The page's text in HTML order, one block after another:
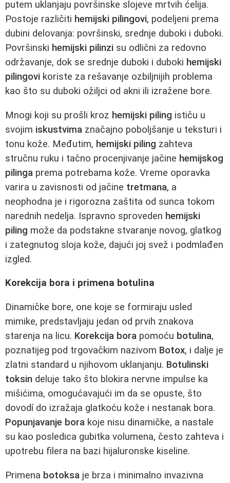
putem uklanjaju površinske slojeve mrtvih ćelija.
Postoje različiti hemijski pilingovi, podeljeni prema
dubini delovanja: površinski, srednje duboki i duboki.
Površinski hemijski pilinzi su odlični za redovno
održavanje, dok se srednje duboki i duboki hemijski
pilingovi koriste za rešavanje ozbiljnijih problema
kao što su duboki ožiljci od akni ili izražene bore.
Mnogi koji su prošli kroz hemijski piling ističu u
svojim iskustvima značajno poboljšanje u teksturi i
tonu kože. Međutim, hemijski piling zahteva
stručnu ruku i tačno procenjivanje jačine hemijskog
pilinga prema potrebama kože. Vreme oporavka
varira u zavisnosti od jačine tretmana, a
neophodna je i rigorozna zaštita od sunca tokom
narednih nedelja. Ispravno sproveden hemijski
piling može da podstakne stvaranje novog, glatkog
i zategnutog sloja kože, dajući joj svež i podmlađen
izgled.
Korekcija bora i primena botulina
Dinamičke bore, one koje se formiraju usled
mimike, predstavljaju jedan od prvih znakova
starenja na licu. Korekcija bora pomoću botulina,
poznatijeg pod trgovačkim nazivom Botox, i dalje je
zlatni standard u njihovom uklanjanju. Botulinski
toksin deluje tako što blokira nervne impulse ka
mišićima, omogućavajući im da se opuste, što
dovodí do izražaja glatkoću kože i nestanak bora.
Popunjavanje bora koje nisu dinamičke, a nastale
su kao posledica gubitka volumena, često zahteva i
upotrebu filera na bazi hijaluronske kiseline.
Primena botoksa je brza i minimalno invazivna